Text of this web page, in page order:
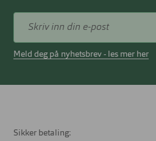
Meld deg på nyhetsbrev - les mer her
Sikker betaling